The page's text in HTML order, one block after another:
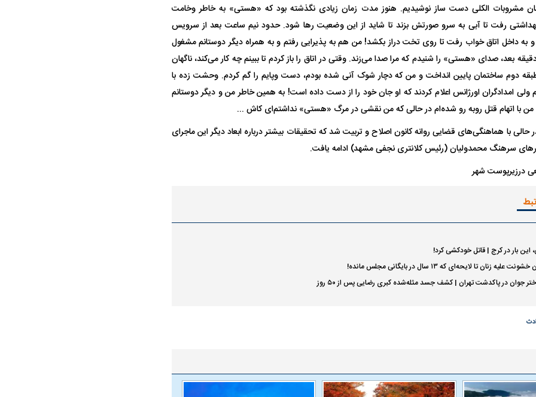
مشروبات الکلی دست ساز نوشیدیم. هنوز مدت زمان زیادی نگذشته بود که «هستی» به خاطر وخامت
رفت تا آبی به سرو صورتش بزند تا شاید از این وضعیت رها شود. حدود نیم ساعت بعد از سرویس
به داخل اتاق خواب رفت تا روی تخت دراز بکشد! من هم به پذیرایی رفتم و به همراه دیگر دوستانم مشغول
بعد، صدای «هستی» را شنیدم که مرا صدا می‌زند. وقتی در اتاق را باز کردم تا ببینم چه کار می‌کند، ناگهان
دوم ساختمان پایین انداخت و من که دچار شوک آنی شده بودم، دست وپایم را گم کردم. وحشت زده با
ولی امدادگران اورژانس اعلام کردند که او جان خود را از دست داده است! به همین خاطر من و دیگر دوستانم
من با اتهام قتل روبه رو شده‌ام در حالی که من نقشی در مرگ «هستی» نداشتم‌ای کاش ...
۱۷ساله در حالی با هماهنگی‌های قضایی روانه کانون اصلاح و تربیت شد که تحقیقات بیشتر درباره ابعاد دیگر این ماجرای
سرهنگ محمدولیان (رئیس کلانتری نجفی مشهد) ادامه یافت.
درزیرپوست شهر
این بار در کرج | قاتل خودکشی کرد!
زنان تا لایحه‌ای که ۱۳ سال در بایگانی مجلس مانده!
جوان در پاکدشت تهران | کشف جسد مثله‌شده کبری رضایی پس از ۵۰ روز